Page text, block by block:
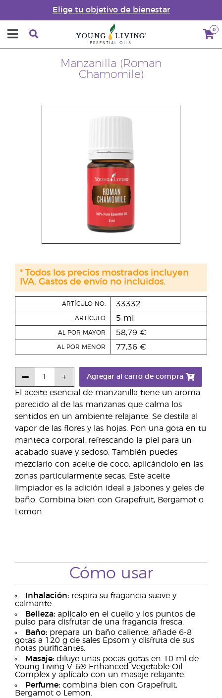
Elige tu objetivo de bienestar
0
Manzanilla (Roman
Chamomile)
El aceite esencial de manzanilla tiene un aroma
parecido al de las manzanas que calma los
sentidos en un ambiente relajante. Se destila al
vapor de las flores y las hojas. Pon una gota en tu
manteca corporal, refrescando la piel para un
acabado suave y sedoso. También puedes
mezclarlo con aceite de coco, aplicándolo en las
zonas particularmente secas. Este aceite
limpiador es la adición ideal a jabones y geles de
baño. Combina bien con Grapefruit, Bergamot o
Lemon.
ARTÍCULO NO. 33332
ARTÍCULO 5 ml
AL POR MAYOR 58,79 €
AL POR MENOR 77,36 €
Agregar al carro de compra
* Todos los precios mostrados incluyen
IVA. Gastos de envío no incluidos.
Cómo usar
Inhalación: respira su fragancia suave y
calmante.
Belleza: aplícalo en el cuello y los puntos de
pulso para disfrutar de una fragancia fresca.
Baño: prepara un baño caliente, añade 6-8
gotas a 120 g de sales Epsom y disfruta de sus
notas purificantes.
Masaje: diluye unas pocas gotas en 10 ml de
Young Living V-6® Enhanced Vegetable Oil
Complex y aplícalo con un masaje relajante.
Perfume: combina bien con Grapefruit,
Bergamot o Lemon.